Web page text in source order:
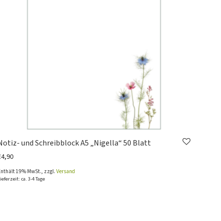
und Schreibblock A5 „Nigella“ 50 Blatt
4,90
19% MwSt., zzgl.Versand
ca. 3-4 Tage